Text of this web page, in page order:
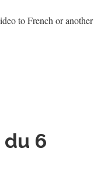
to French or another
6